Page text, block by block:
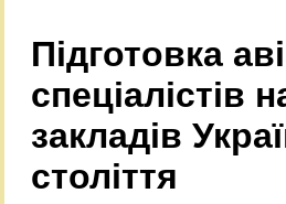
Підготовка
спеціалістів
закладів
століття